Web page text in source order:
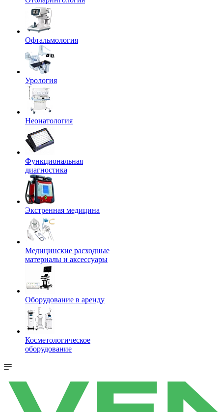
Офтальмология
Урология
Неонатология
Функциональная
диагностика
Экстренная медицина
Медицинские расходные
материалы и аксессуары
Оборудование в аренду
Косметологическое
оборудование